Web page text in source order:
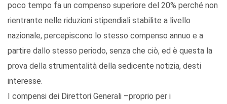
poco tempo fa un compenso superiore del 20% perché non
rientrante nelle riduzioni stipendiali stabilite a livello
nazionale, percepiscono lo stesso compenso annuo e a
partire dallo stesso periodo, senza che ciò, ed è questa la
prova della strumentalità della sedicente notizia, desti
interesse.
I compensi dei Direttori Generali –proprio per i